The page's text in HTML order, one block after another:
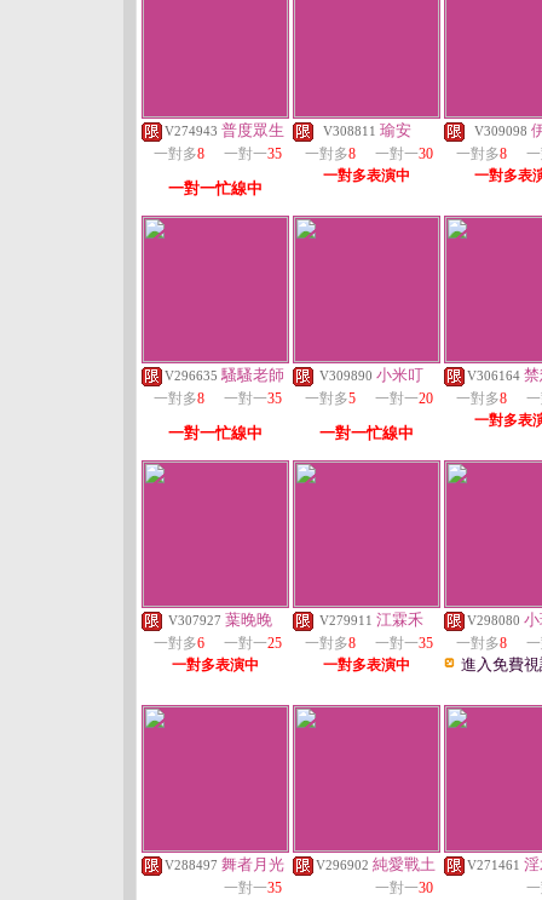
V274943 普度眾生
一對多8 一對一35
一對一忙線中
V308811 瑜安
一對多8 一對一30
一對多表演中
V309098
一對多8
一對多表
V296635 騷騷老師
一對多8 一對一35
一對一忙線中
V309890 小米叮
一對多5 一對一20
一對一忙線中
V306164
一對多8
一對多表
V307927 葉晚晚
一對多6 一對一25
一對多表演中
V279911 江霖禾
一對多8 一對一35
一對多表演中
V298080
一對多8
進入免費
V288497 舞者月光
一對一35
V296902 純愛戰土
一對一30
V271461